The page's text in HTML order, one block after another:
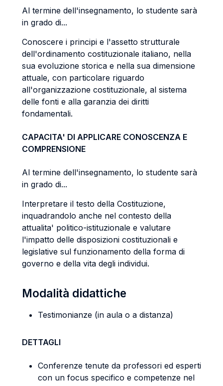
Al termine dell'insegnamento, lo studente sarà
in grado di...
Conoscere i principi e l'assetto strutturale
dell'ordinamento costituzionale italiano, nella
sua evoluzione storica e nella sua dimensione
attuale, con particolare riguardo
all'organizzazione costituzionale, al sistema
delle fonti e alla garanzia dei diritti
fondamentali.
CAPACITA' DI APPLICARE CONOSCENZA E
COMPRENSIONE
Al termine dell'insegnamento, lo studente sarà
in grado di...
Interpretare il testo della Costituzione,
inquadrandolo anche nel contesto della
attualita' politico-istituzionale e valutare
l'impatto delle disposizioni costituzionali e
legislative sul funzionamento della forma di
governo e della vita degli individui.
Modalità didattiche
Testimonianze (in aula o a distanza)
DETTAGLI
Conferenze tenute da professori ed esperti
con un focus specifico e competenze nel